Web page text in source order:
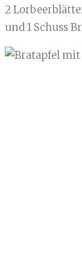
2
und 1 Schuss